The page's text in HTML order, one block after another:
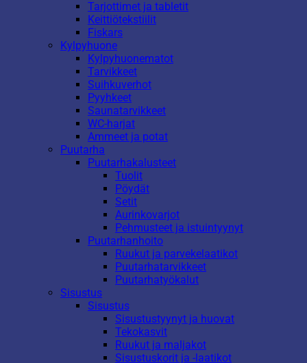
Tarjottimet ja tabletit
Keittiötekstiilit
Fiskars
Kylpyhuone
Kylpyhuonematot
Tarvikkeet
Suihkuverhot
Pyyhkeet
Saunatarvikkeet
WC-harjat
Ammeet ja potat
Puutarha
Puutarhakalusteet
Tuolit
Pöydät
Setit
Aurinkovarjot
Pehmusteet ja istuintyynyt
Puutarhanhoito
Ruukut ja parvekelaatikot
Puutarhatarvikkeet
Puutarhatyökalut
Sisustus
Sisustus
Sisustustyynyt ja huovat
Tekokasvit
Ruukut ja maljakot
Sisustuskorit ja -laatikot